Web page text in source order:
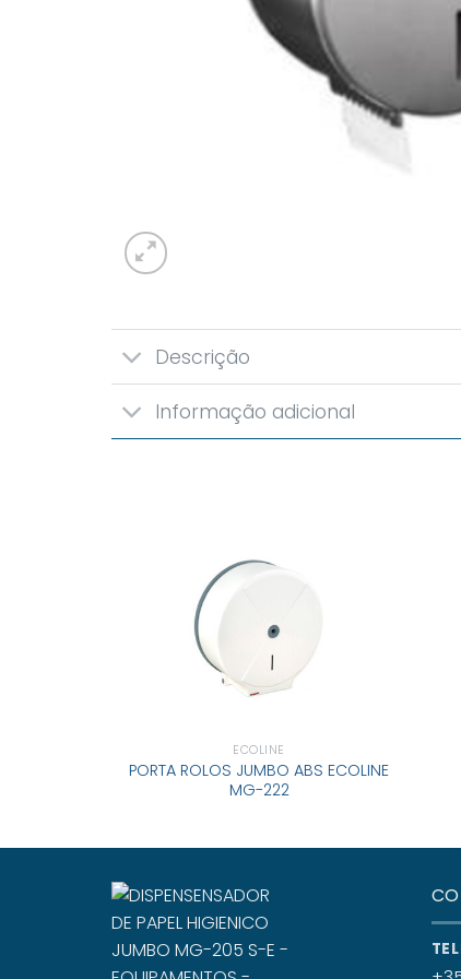
Descrição
Informação adicional
ECOLINE
PORTA ROLOS JUMBO ABS ECOLINE
MG-222